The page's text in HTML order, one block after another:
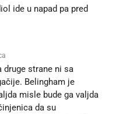
ide u napad pa pred
druge strane ni sa
Belingham je
misle bude ga valjda
da su